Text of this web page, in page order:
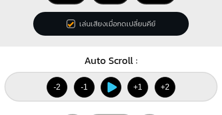
เล่นเสียงเมื่อกดเปลี่ยนคีย์
Auto Scroll :
-2 -1 +1 +2